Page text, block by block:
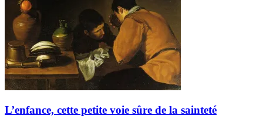
L’enfance, cette petite voie sûre de la sainteté